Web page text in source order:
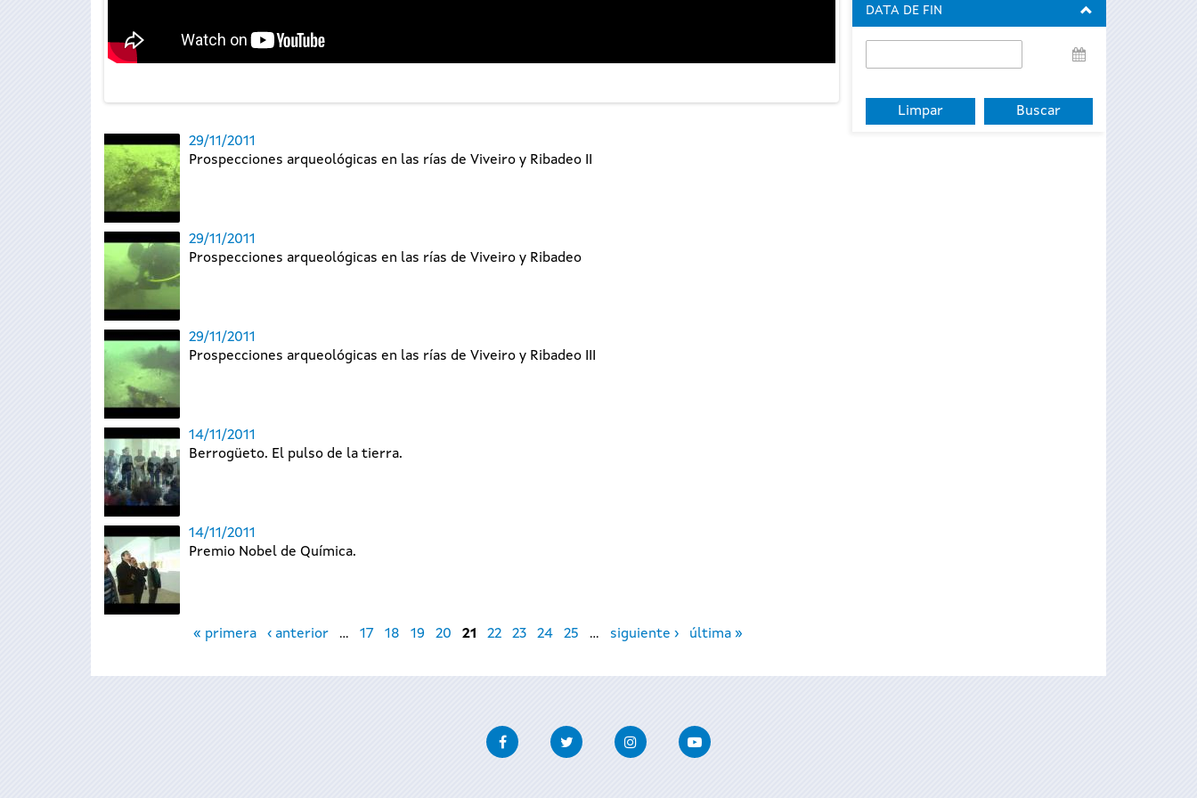
29/11/2011
Prospecciones arqueológicas en las rías de Viveiro y Ribadeo II
29/11/2011
Prospecciones arqueológicas en las rías de Viveiro y Ribadeo
29/11/2011
Prospecciones arqueológicas en las rías de Viveiro y Ribadeo III
14/11/2011
Berrogüeto. El pulso de la tierra.
14/11/2011
Premio Nobel de Química.
« primera ‹ anterior … 17 18 19 20 21 22 23 24 25 … siguiente › última »
DATA DE FIN
de
FacebookTwitter InstagramYoutube